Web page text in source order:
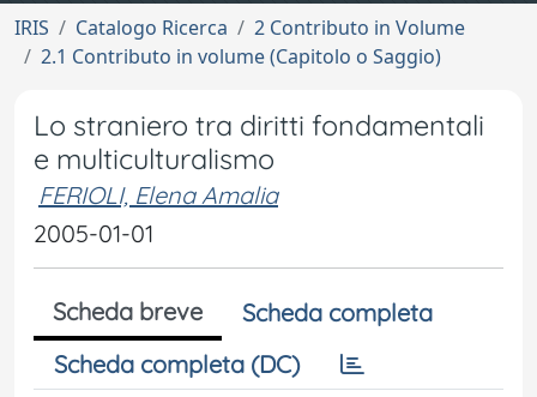
IRIS Catalogo Ricerca
2 Contributo in Volume
2.1 Contributo in volume (Capitolo o Saggio)
Lo straniero tra diritti fondamentali
e multiculturalismo
FERIOLI, Elena Amalia
2005-01-01
Scheda breve
Scheda completa
Scheda completa (DC)